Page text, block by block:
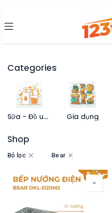
Categories
Sữa - Đồ uống Gia dụng
Shop
Bỏ lọc Bear